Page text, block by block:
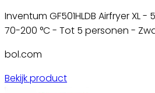
Inventum GF501HLDB Airfryer XL -
70-200 °C - Tot 5 personen -
bol.com
Bekijk product